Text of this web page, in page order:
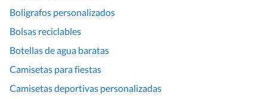
Boligrafos personalizados
Bolsas reciclables
Botellas de agua baratas
Camisetas para fiestas
Camisetas deportivas personalizadas